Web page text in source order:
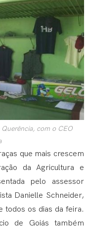
com o CEO
que mais crescem
da Agricultura e
pelo assessor
Danielle Schneider,
todos os dias da feira.
de Goiás também